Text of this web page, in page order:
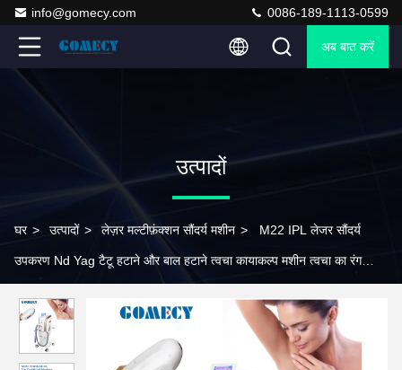
info@gomecy.com 0086-189-1113-0599
अब बात करें
उत्पादों
घर > उत्पादों > लेज़र मल्टीफ़ंक्शन सौंदर्य मशीन > M22 IPL लेजर सौंदर्य
उपकरण Nd Yag टैटू हटाने और बाल हटाने त्वचा कायाकल्प मशीन त्वचा का रंग